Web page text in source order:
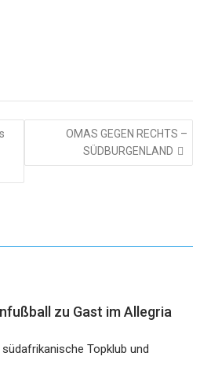
OMAS GEGEN RECHTS –
SÜDBURGENLAND
zu Gast im Allegria
Topklub und